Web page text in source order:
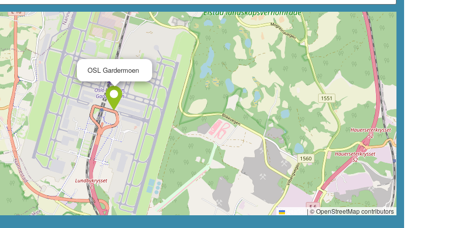
OSL Gardermoen
Leaflet | © OpenStreetMap contributors